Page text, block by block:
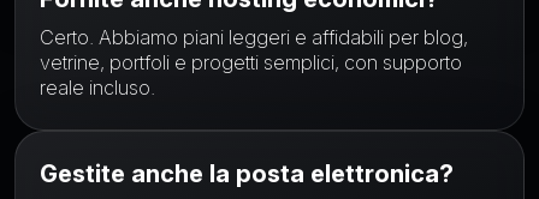
Certo. Abbiamo piani leggeri e affidabili per blog,
vetrine, portfoli e progetti semplici, con supporto
reale incluso.
Gestite anche la posta elettronica?